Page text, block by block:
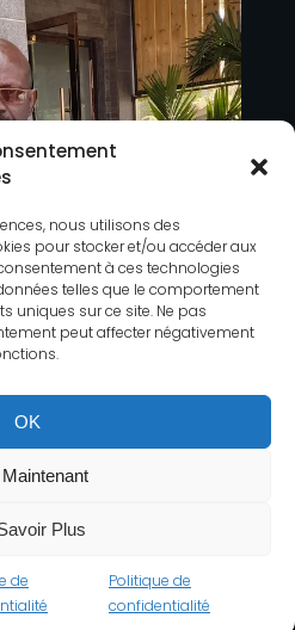
nous utilisons des
pour stocker et/ou accéder aux
à ces technologies
telles que le comportement
uniques sur ce site. Ne pas
peut affecter négativement
OK
Plus
de
Politique de
confidentialité